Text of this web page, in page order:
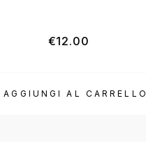
AGGIUNGI AL CARRELLO
€12.00